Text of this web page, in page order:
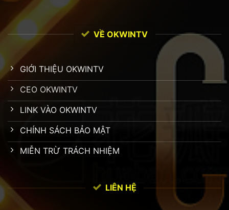
VỀ OKWINTV
GIỚI THIỆU OKWINTV
CEO OKWINTV
LINK VÀO OKWINTV
CHÍNH SÁCH BẢO MẬT
MIỄN TRỪ TRÁCH NHIỆM
LIÊN HỆ